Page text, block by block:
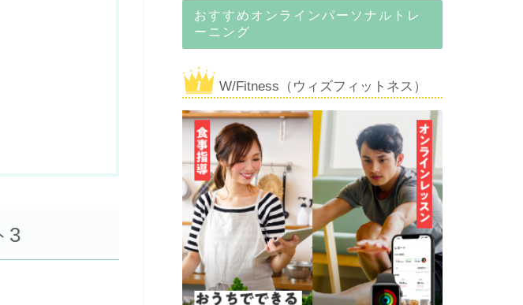
3
おすすめオンラインパーソナルトレ
ーニング
W/Fitness（ウィズフィットネス）